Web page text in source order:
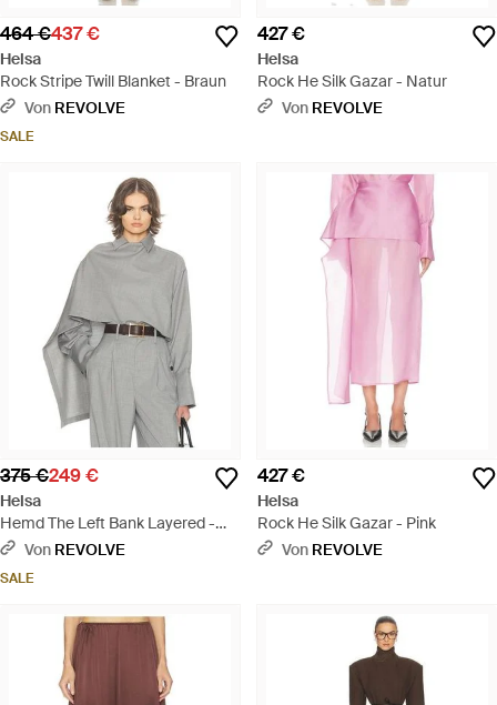
464 €437 €
Helsa
Rock Stripe Twill Blanket - Braun
Von REVOLVE
SALE
427 €
Helsa
Rock He Silk Gazar - Natur
Von REVOLVE
375 €249 €
Helsa
Hemd The Left Bank Layered -
GrauVon REVOLVE
SALE
427 €
Helsa
Rock He Silk Gazar - Pink
Von REVOLVE